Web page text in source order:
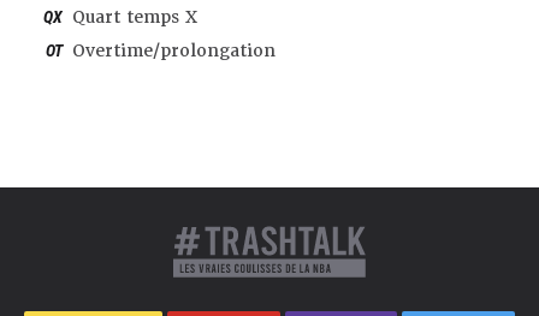
QX Quart temps X
OT Overtime/prolongation